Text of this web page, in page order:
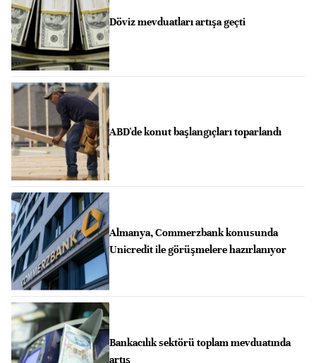
Döviz mevduatları artışa geçti
ABD'de konut başlangıçları toparlandı
Almanya, Commerzbank konusunda
Unicredit ile görüşmelere hazırlanıyor
Bankacılık sektörü toplam mevduatında
artış